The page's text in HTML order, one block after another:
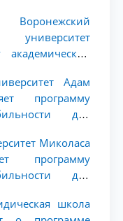
Адам
программу
для
Миколаса
программу
для
школа